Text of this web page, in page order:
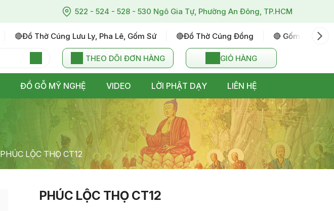
522 - 524 - 528 - 530 Ngô Gia Tự, Phường An Đông, TP.HCM
🔴đồ Thờ Cúng Lưu Ly, Pha Lê, Gốm Sứ 🔴đồ Thờ Cúng Đồng 🔴 Gốm Sứ Bát
THEO DÕI ĐƠN HÀNG GIỎ HÀNG
ĐỒ GỖ MỸ NGHỆ VIDEO LỜI PHẬT DẠY LIÊN HỆ
PHÚC LỘC THỌ CT12
PHÚC LỘC THỌ CT12